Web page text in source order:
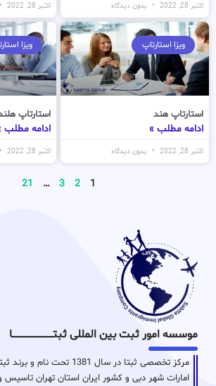
اکتبر 28, 2022 بدون دیدگاه اکتبر 28, 2022
ویزا استارتاپ
استارتاپ هند
ادامه مطلب »
اکتبر 28, 2022 بدون دیدگاه
ویزا
استارتاپ
ادامه مطلب
اکتبر 28, 2022
1
2
3
…
21
موسسه امور ثبت بین المللی ثبتـــــــــــــــــــــــــــــا
مرکز تخصصی ثبتا در سال 1381
امارات شهر دبی و کشور ایران استان تهران تاسیس